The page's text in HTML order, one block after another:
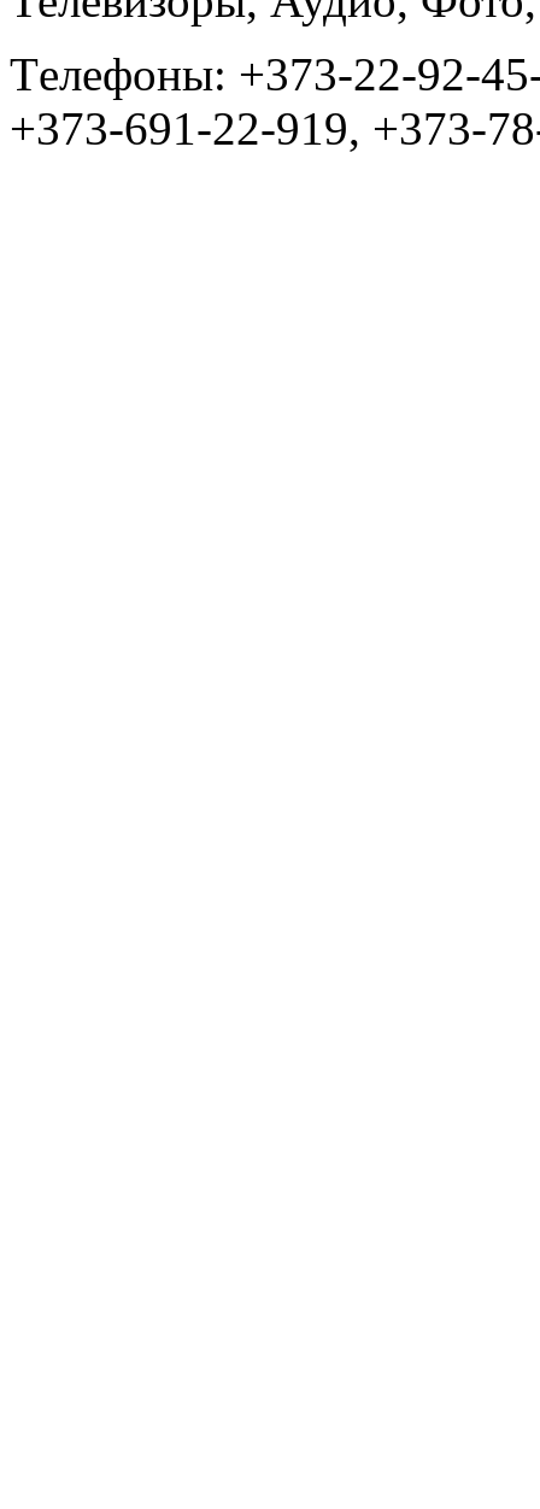
Tелефоны: +373-22-92-
+373-691-22-919, +373-